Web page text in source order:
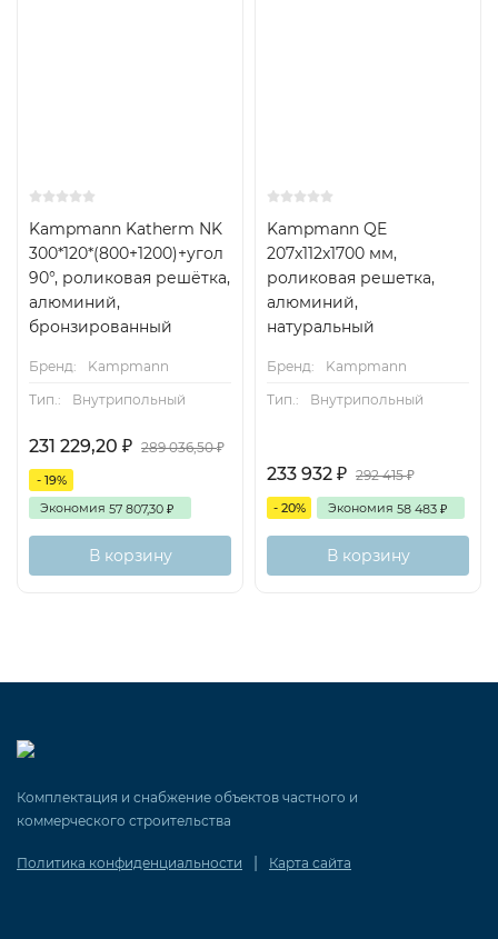
Kampmann Katherm NK
300*120*(800+1200)+угол
90°, роликовая решётка,
алюминий,
бронзированный
Бренд:
Kampmann
Тип.:
Внутрипольный
231 229,20 ₽ 289 036,50₽
- 19%
Экономия 57 807,30 ₽
В корзину
Kampmann QE
207x112x1700 мм,
роликовая решетка,
алюминий,
натуральный
Бренд:
Kampmann
Тип.:
Внутрипольный
233 932 ₽ 292 415₽
- 20% Экономия 58 483 ₽
В корзину
Комплектация и снабжение объектов частного и
коммерческого строительства
Политика конфиденциальности | Карта сайта